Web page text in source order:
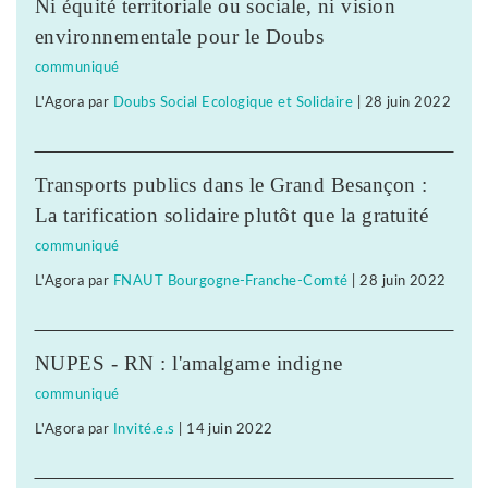
Ni équité territoriale ou sociale, ni vision
environnementale pour le Doubs
communiqué
L'Agora par Doubs Social Ecologique et Solidaire 28 juin 2022
Transports publics dans le Grand Besançon :
La tarification solidaire plutôt que la gratuité
communiqué
L'Agora par FNAUT Bourgogne-Franche-Comté 28 juin 2022
NUPES - RN : l'amalgame indigne
communiqué
L'Agora par Invité.e.s 14 juin 2022